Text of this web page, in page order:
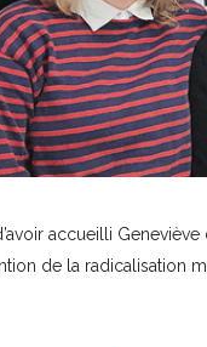
accueilli Geneviève
de la radicalisation